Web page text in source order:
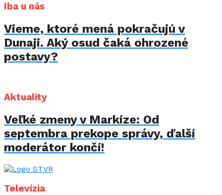
Iba u nás
Vieme, ktoré mená pokračujú v
Dunaji. Aký osud čaká ohrozené
postavy?
Aktuality
Veľké zmeny v Markíze: Od
septembra prekope správy, ďalší
moderátor končí!
Televízia